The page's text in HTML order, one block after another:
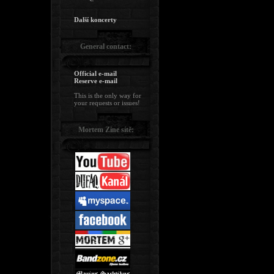
Další koncerty
General contact:
Official e-mail
Reserve e-mail
This is the only way for
your requests or issues!
Mortem Zine sítě: